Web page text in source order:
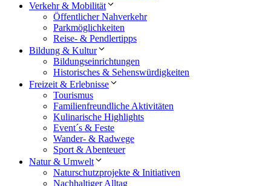
Verkehr & Mobilität
Öffentlicher Nahverkehr
Parkmöglichkeiten
Reise- & Pendlertipps
Bildung & Kultur
Bildungseinrichtungen
Historisches & Sehenswürdigkeiten
Freizeit & Erlebnisse
Tourismus
Familienfreundliche Aktivitäten
Kulinarische Highlights
Event´s & Feste
Wander- & Radwege
Sport & Abenteuer
Natur & Umwelt
Naturschutzprojekte & Initiativen
Nachhaltiger Alltag